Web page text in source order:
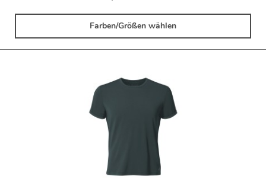
Farben/Größen wählen